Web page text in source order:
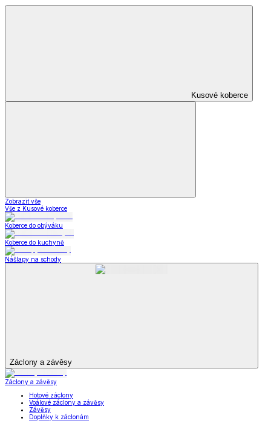
Kusové koberce
Zobrazit vše
Vše z Kusové koberce
Koberce do obýváku
Koberce do kuchyně
Nášlapy na schody
Záclony a závěsy
Záclony a závěsy
Hotové záclony
Voálové záclony a závěsy
Závěsy
Doplňky k záclonám